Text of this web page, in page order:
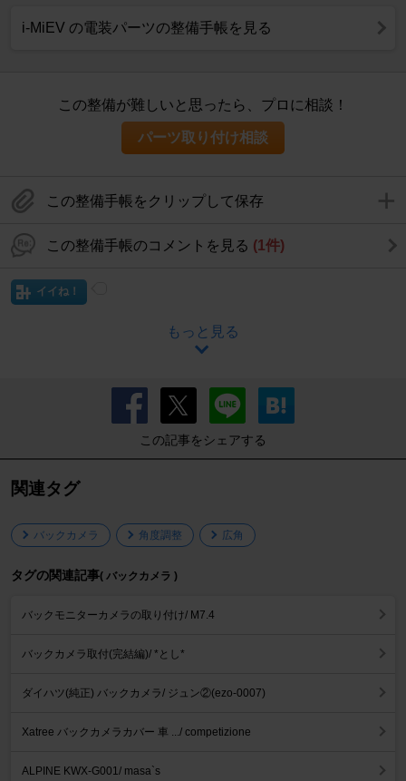
i-MiEV の電装パーツの整備手帳を見る
この整備が難しいと思ったら、プロに相談！
パーツ取り付け相談
この整備手帳をクリップして保存
この整備手帳のコメントを見る (1件)
イイね！
もっと見る
この記事をシェアする
関連タグ
バックカメラ 角度調整 広角
タグの関連記事( バックカメラ )
バックモニターカメラの取り付け/ M7.4
バックカメラ取付(完結編)/ *とし*
ダイハツ(純正) バックカメラ/ ジュン②(ezo-0007)
Xatree バックカメラカバー 車 .../ competizione
ALPINE KWX-G001/ masa`s